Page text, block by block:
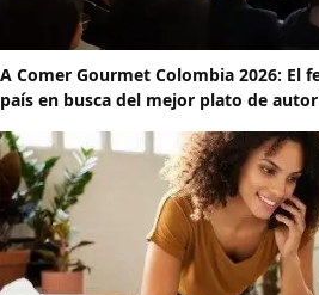
A Comer Gourmet Colombia 2026: El
país en busca del mejor plato de